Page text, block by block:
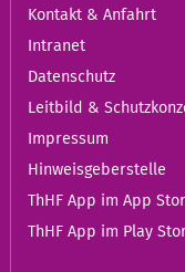
Kontakt & Anfahrt
Intranet
Datenschutz
Leitbild &
Impressum
Hinweisgeberstelle
ThHF App im App
ThHF App im Play